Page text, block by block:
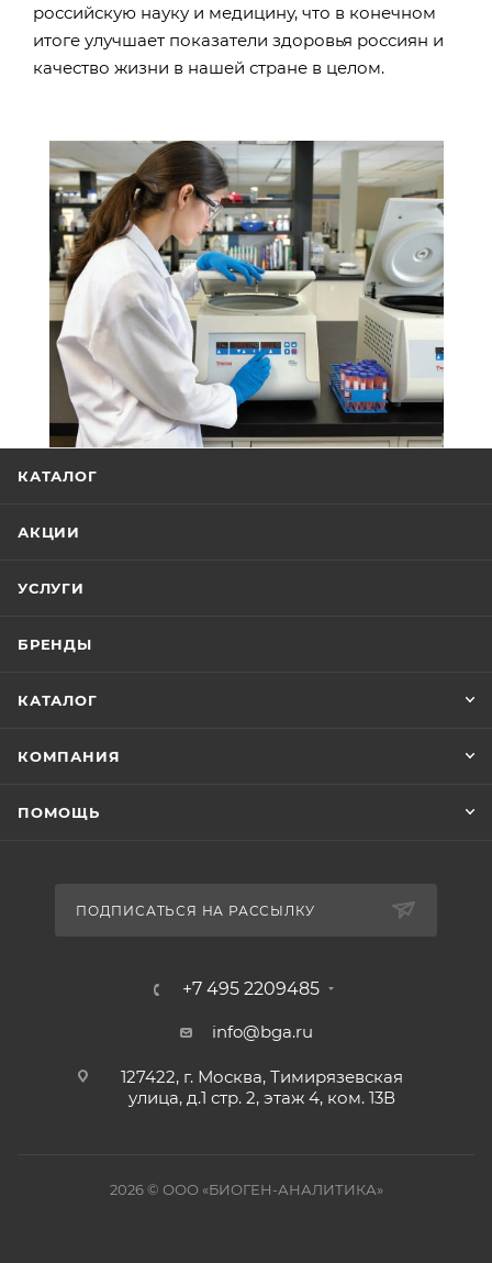
российскую науку и медицину, что в конечном
итоге улучшает показатели здоровья россиян и
качество жизни в нашей стране в целом.
КАТАЛОГ
АКЦИИ
УСЛУГИ
БРЕНДЫ
КАТАЛОГ
КОМПАНИЯ
ПОМОЩЬ
ПОДПИСАТЬСЯ НА РАССЫЛКУ
+7 495 2209485
info@bga.ru
127422, г. Москва, Тимирязевская
улица, д.1 стр. 2, этаж 4, ком. 13В
2026 © ООО «БИОГЕН-АНАЛИТИКА»